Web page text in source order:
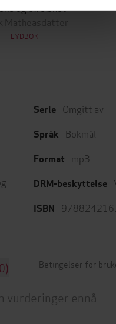
og bli elsket
LYDBOK
Serie Omgitt av
Språk Bokmål
Format mp3
DRM-beskyttelse
ISBN
Betingelser for
vurderinger ennå